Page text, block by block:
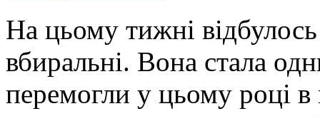
На цьому тижні відбулось
вбиральні. Вона стала
перемогли у цьому році в